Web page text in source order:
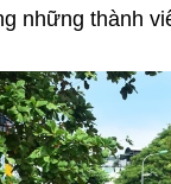
những thành